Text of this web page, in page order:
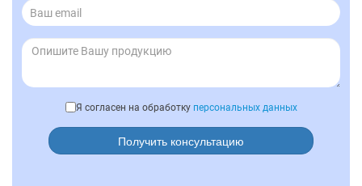
Я согласен на обработку персональных данных
Получить консультацию